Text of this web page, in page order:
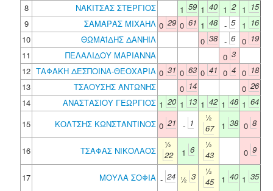
8
ΝΑΚΙΤΣΑΣ ΣΤΕΡΓΙΟΣ 1 59 1 40 1 2 1 15
9
ΣΑΜΑΡΑΣ ΜΙΧΑΗΛ 0 29 0 61 1 48 - 5 1 16
10
ΘΩΜΑΪΔΗΣ ΔΑΝΗΙΛ 0 38 - 6 0 19
11
ΠΕΛΑΛΙΔΟΥ ΜΑΡΙΑΝΝΑ 0 3
12 ΤΑΦΑΚΗ ΔΕΣΠΟΙΝΑ-ΘΕΟΧΑΡΙΑ 0 31 0 63 0 41 0 4 0 18
13
ΤΣΑΟΥΣΗΣ ΑΝΤΩΝΗΣ 0 14 0 26
14
ΑΝΑΣΤΑΣΙΟΥ ΓΕΩΡΓΙΟΣ 1 20 1 13 1 42 1 48 1 64
15
ΚΟΛΤΣΗΣ ΚΩΝΣΤΑΝΤΙΝΟΣ 0 21 - 1
½
67
1 38 0 8
16 ΤΣΑΦΑΣ ΝΙΚΟΛΑΟΣ
½
22
1 6
½
43
0 9
17 ΜΟΥΛΑ ΣΟΦΙΑ - 24 ½ 3
½
45
1 40 1 35